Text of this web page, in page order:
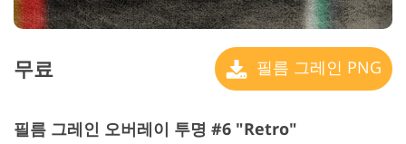
무료 필름 그레인 PNG
필름 그레인 오버레이 투명 #6 "Retro"